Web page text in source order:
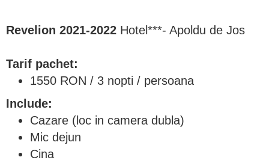
Revelion 2021-2022 Hotel***- Apoldu de Jos
Tarif pachet:
1550 RON / 3 nopti / persoana
Include:
Cazare (loc in camera dubla)
Mic dejun
Cina